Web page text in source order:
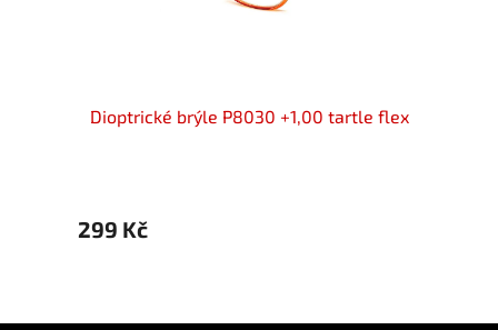
Dioptrické brýle P8030 +1,00 tartle flex
299 Kč